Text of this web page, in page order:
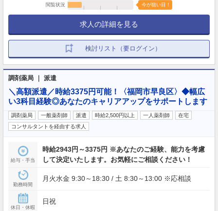
閲覧状況 今が狙い目！
求人の詳細を見る
検討リスト（要ログイン）
調剤薬局 ｜ 派遣
＼高額派遣／時給3375円可能！〈福岡市早良区〉◆幅広
い3科目経験◎あなたのキャリアアップをサポートします
調剤薬局 一般薬剤師 派遣 時給2,500円以上 一人薬剤師
在宅
コンサルタントを経由する求人
給与・手当
時給2943円～3375円 ※あなたのご経験、能力を考慮
して決定いたします。お気軽にご相談ください！
勤務時間
月火水金 9:30～18:30 / 土 8:30～13:00 ※応相談
休日・休暇
日祝